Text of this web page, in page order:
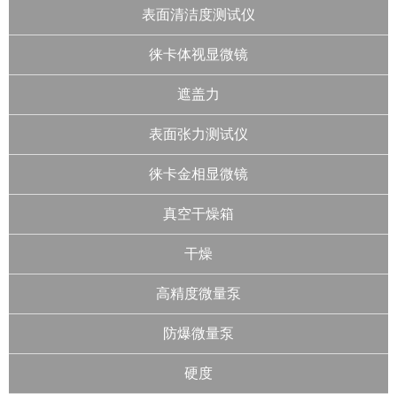
表面清洁度测试仪
徕卡体视显微镜
遮盖力
表面张力测试仪
徕卡金相显微镜
真空干燥箱
干燥
高精度微量泵
防爆微量泵
硬度